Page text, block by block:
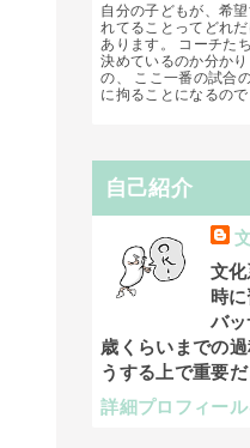
自分の子どもが、希
れてることってどれ
あります。 コーチた
決めているのか分か
の、 ここ一番の試合
に拘ることになるの
自己紹介
文
時
バ
歳くらいまでの
うする上で重要だ
詳細プロフィー